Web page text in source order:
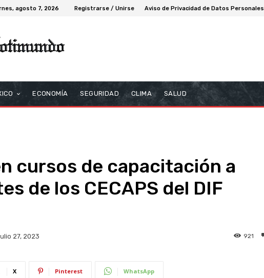
agosto 7, 2026 Registrarse / Unirse Aviso de Privacidad de Datos Personales
ECONOMÍA SEGURIDAD CLIMA SALUD
cursos de capacitación a
de los CECAPS del DIF
27, 2023 921
X Pinterest WhatsApp